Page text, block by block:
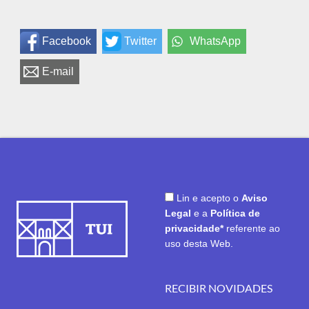
Facebook Twitter WhatsApp
E-mail
Lin e acepto o Aviso
Legal e a Política de
privacidade* referente ao
uso desta Web.
RECIBIR NOVIDADES